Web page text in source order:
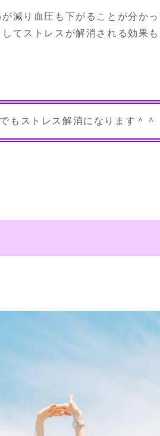
減り血圧も下がることが分かっ
てストレスが解消される効果も
もストレス解消になります＾＾